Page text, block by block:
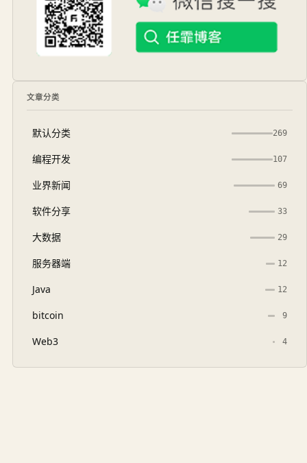
文章分类
默认分类 269
编程开发 107
业界新闻 69
软件分享 33
大数据 29
服务器端 12
Java 12
bitcoin 9
Web3 4